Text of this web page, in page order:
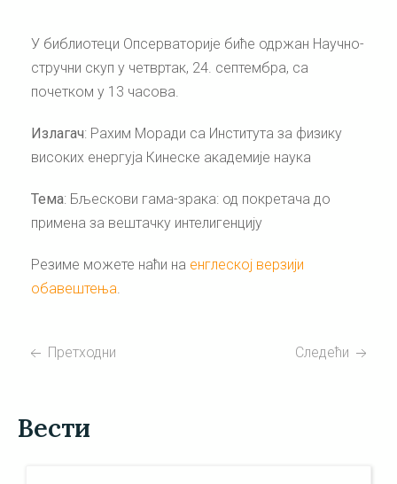
У библиотеци Опсерваторије биће одржан Научно-
стручни скуп у четвртак, 24. септембра, са
почетком у 13 часова.
Излагач: Рахим Моради са Института за физику
високих енергуја Кинеске академије наука
Тема: Бљескови гама-зрака: од покретача до
примена за вештачку интелигенцију
Резиме можете наћи на енглеској верзији
обавештења.
Претходни Следећи
Вести